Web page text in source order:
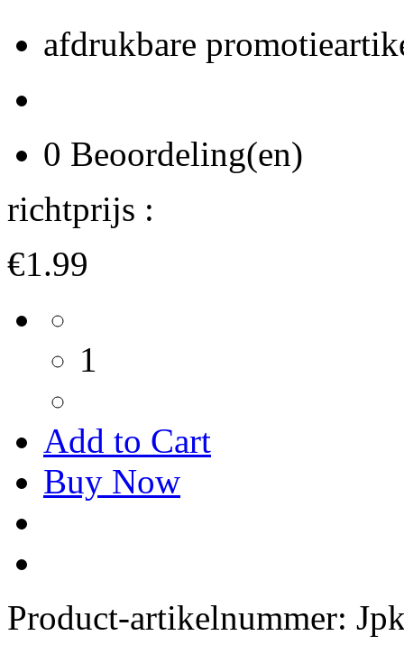
afdrukbare
0 Beoordeling(en)
richtprijs :
€1.99
1
Add to Cart
Buy Now
Product-artikelnummer: